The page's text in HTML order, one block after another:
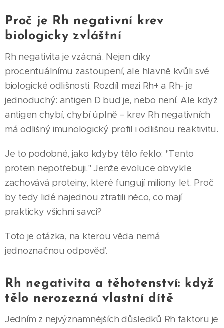
Proč je Rh negativní krev
biologicky zvláštní
Rh negativita je vzácná. Nejen díky
procentuálnímu zastoupení, ale hlavně kvůli své
biologické odlišnosti. Rozdíl mezi Rh+ a Rh- je
jednoduchý: antigen D buď je, nebo není. Ale když
antigen chybí, chybí úplně – krev Rh negativních
má odlišný imunologický profil i odlišnou reaktivitu.
Je to podobné, jako kdyby tělo řeklo: "Tento
protein nepotřebuji." Jenže evoluce obvykle
zachovává proteiny, které fungují miliony let. Proč
by tedy lidé najednou ztratili něco, co mají
prakticky všichni savci?
Toto je otázka, na kterou věda nemá
jednoznačnou odpověď.
Rh negativita a těhotenství: když
tělo nerozezná vlastní dítě
Jedním z nejvýznamnějších důsledků Rh faktoru je